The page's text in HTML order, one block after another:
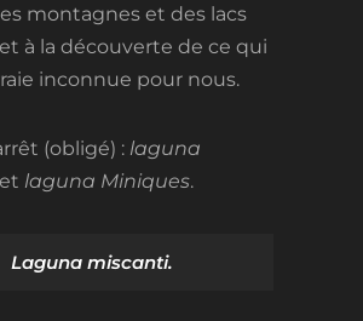
montagnes et des lacs
à la découverte de ce qui
inconnue pour nous.
(obligé) : laguna
laguna Miniques.
Laguna miscanti.